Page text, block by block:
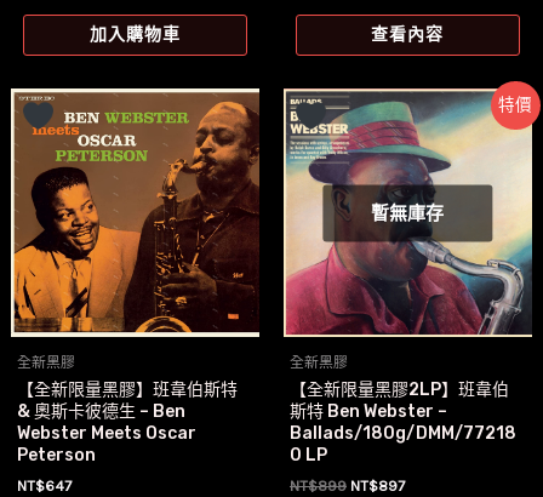
價
格：
價
格：
加入購物車 查看內容
全新黑膠
【全新限量黑膠】班韋伯斯特
& 奧斯卡彼德生 – Ben
Webster Meets Oscar
Peterson
NT$647
特價
暫無庫存
全新黑膠
【全新限量黑膠2LP】班韋伯
斯特 Ben Webster –
Ballads/180g/DMM/77218
0 LP
NT$899 原
NT$897目